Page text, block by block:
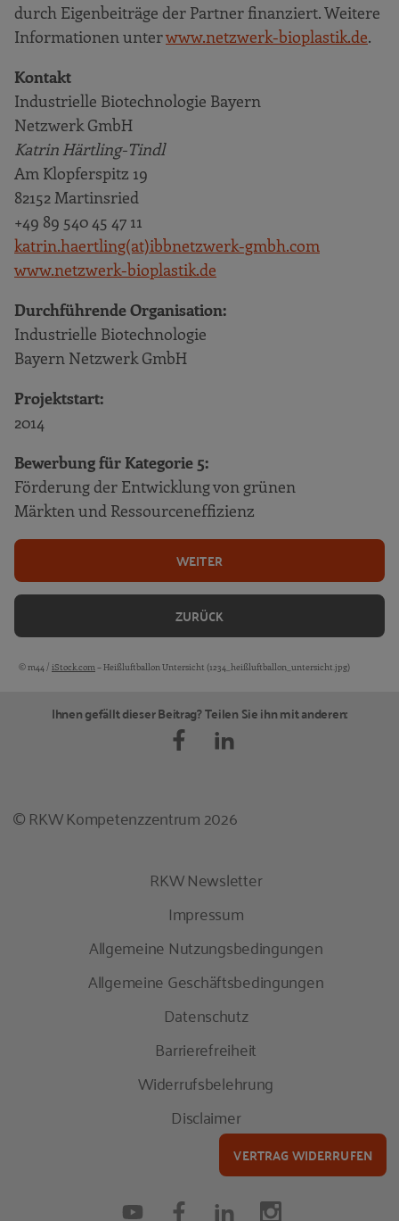
durch Eigenbeiträge der Partner finanziert. Weitere
Informationen unterwww.netzwerk-bioplastik.de.
Kontakt
Industrielle Biotechnologie Bayern
Netzwerk GmbH
Katrin Härtling-Tindl
Am Klopferspitz 19
82152 Martinsried
+49 89 540 45 47 11
katrin.haertling(at)ibbnetzwerk-gmbh.com
www.netzwerk-bioplastik.de
Durchführende Organisation:
Industrielle Biotechnologie
Bayern Netzwerk GmbH
Projektstart:
2014
Bewerbung für Kategorie 5:
Förderung der Entwicklung von grünen
Märkten und Ressourceneffizienz
ZURÜCK
WEITER
Bildquellen und Copyright-Hinweise
© m44 / iStock.com – Heißluftballon Untersicht (1234_heißluftballon_untersicht.jpg)
Ihnen gefällt dieser Beitrag? Teilen Sie ihn mit anderen:
© RKW Kompetenzzentrum 2026
RKW Newsletter
Impressum
Allgemeine Nutzungsbedingungen
Allgemeine Geschäftsbedingungen
Datenschutz
Barrierefreiheit
Widerrufsbelehrung
Disclaimer
VERTRAG WIDERRUFEN